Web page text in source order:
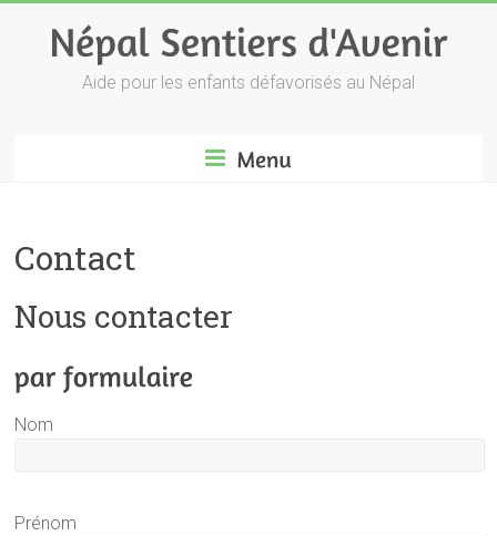
Aide pour les enfants défavorisés au Népal
Contact
Nous contacter
Nom
Prénom